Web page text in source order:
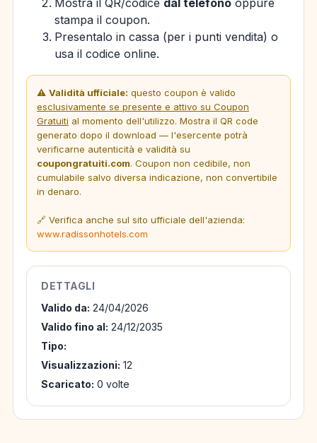
Mostra il QR/codice dal telefono oppure
stampa il coupon.
Presentalo in cassa (per i punti vendita) o
usa il codice online.
⚠️ Validità ufficiale: questo coupon è valido
esclusivamente se presente e attivo su Coupon
Gratuiti al momento dell'utilizzo. Mostra il QR code
generato dopo il download — l'esercente potrà
verificarne autenticità e validità su
coupongratuiti.com. Coupon non cedibile, non
cumulabile salvo diversa indicazione, non convertibile
in denaro.
🔗 Verifica anche sul sito ufficiale dell'azienda:
www.radissonhotels.com
DETTAGLI
Valido da: 24/04/2026
Valido fino al: 24/12/2035
Tipo:
Visualizzazioni: 12
Scaricato: 0 volte